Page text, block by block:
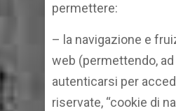
permettere:
– la navigazione e
web (permettendo,
autenticarsi per
riservate, “cookie di